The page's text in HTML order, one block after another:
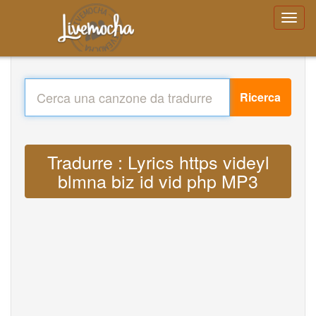
Ricerca
Tradurre : Lyrics https videyl
blmna biz id vid php MP3